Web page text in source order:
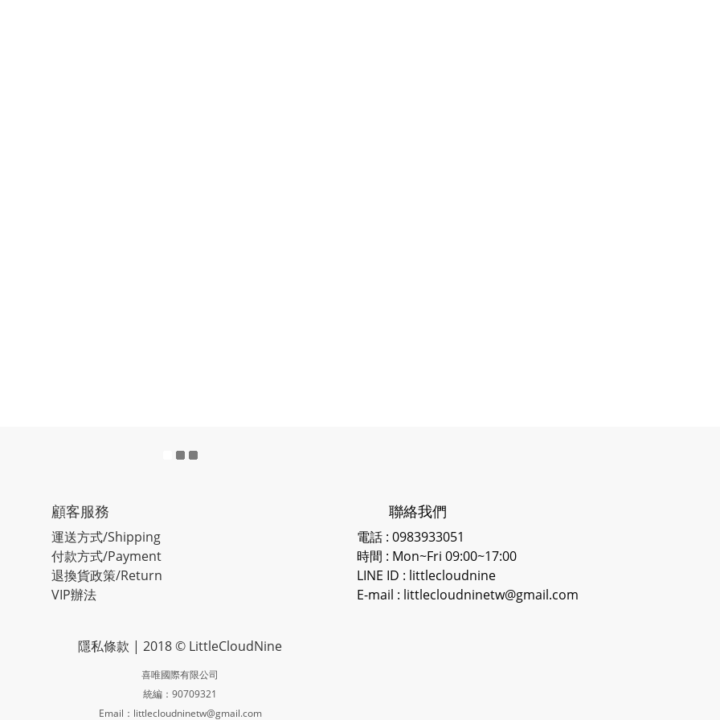
顧客服務
運送方式/Shipping
付款方式/Payment
退換貨政策/Return
VIP辦法
聯絡我們
電話 : 0983933051
時間 : Mon~Fri 09:00~17:00
LINE ID : littlecloudnine
E-mail : littlecloudninetw@gmail.com
隱私條款 | 2018 © LittleCloudNine
喜唯國際有限公司
統編：90709321
Email：littlecloudninetw@gmail.com